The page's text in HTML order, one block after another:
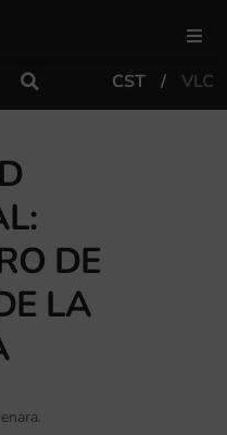
CST VLC
DE
LA